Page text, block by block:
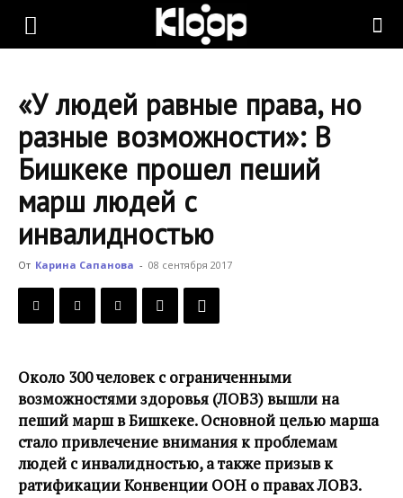
KLOOP.KG
Новости
Кыргызстана
«У людей равные права, но
разные возможности»: В
Бишкеке прошел пеший
марш людей с
инвалидностью
От Карина Сапанова - 08 сентября 2017
Около 300 человек с ограниченными
возможностями здоровья (ЛОВЗ) вышли на
пеший марш в Бишкеке. Основной целью марша
стало привлечение внимания к проблемам
людей с инвалидностью, а также призыв к
ратификации Конвенции ООН о правах ЛОВЗ.